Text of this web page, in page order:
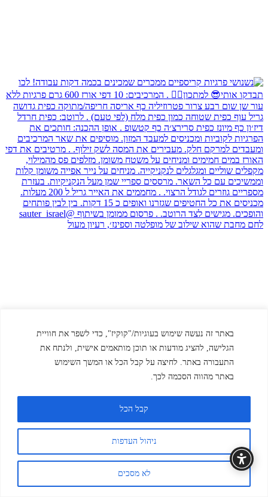
באתר זה נעשה שימוש בעוגיות/"קוקיז", כדי לשפר את חוויית
הגלישה, להציג מודעות או תוכן מותאמים אישית, ולנתח את
התעבורה באתר. לחיצה על קבל הכל או המשך השימוש
באתר מהווה הסכמה לכך.
ניהול העדפות
לא מסכים
קבל הכל
לחם מחבת שהוא שילוב של מופלטה וספינז׳, רעיון מעול